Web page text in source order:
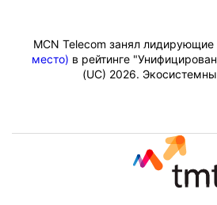
MCN Telecom занял лидирующие
место) в рейтинге
(UC) 2026.